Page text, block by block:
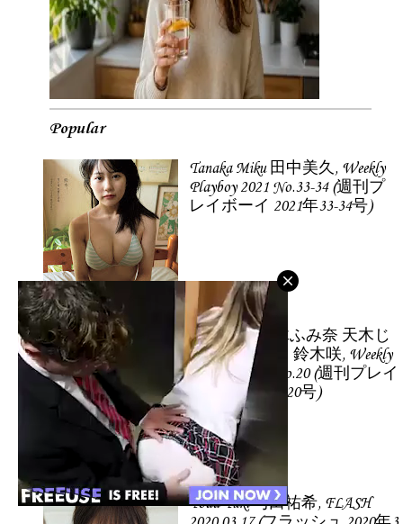
Popular
Tanaka Miku 田中美久, Weekly
Playboy 2021 No.33-34 (週刊プ
レイボーイ 2021年33-34号)
倉持由香 鈴木ふみ奈 天木じ
ゅん 柳瀬さき 鈴木咲, Weekly
Playboy 2022 No.20 (週刊プレイ
ボーイ 2022年20号)
Yoda Yuki 与田祐希, FLASH